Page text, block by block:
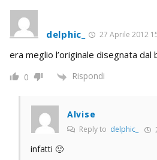
delphic_ 27 Aprile 2012
era meglio l’originale disegnata dal
0 Rispondi
Alvise
Reply to delphic_
infatti 🙂